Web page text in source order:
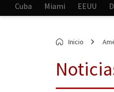
Cuba Miami EEUU
Inicio